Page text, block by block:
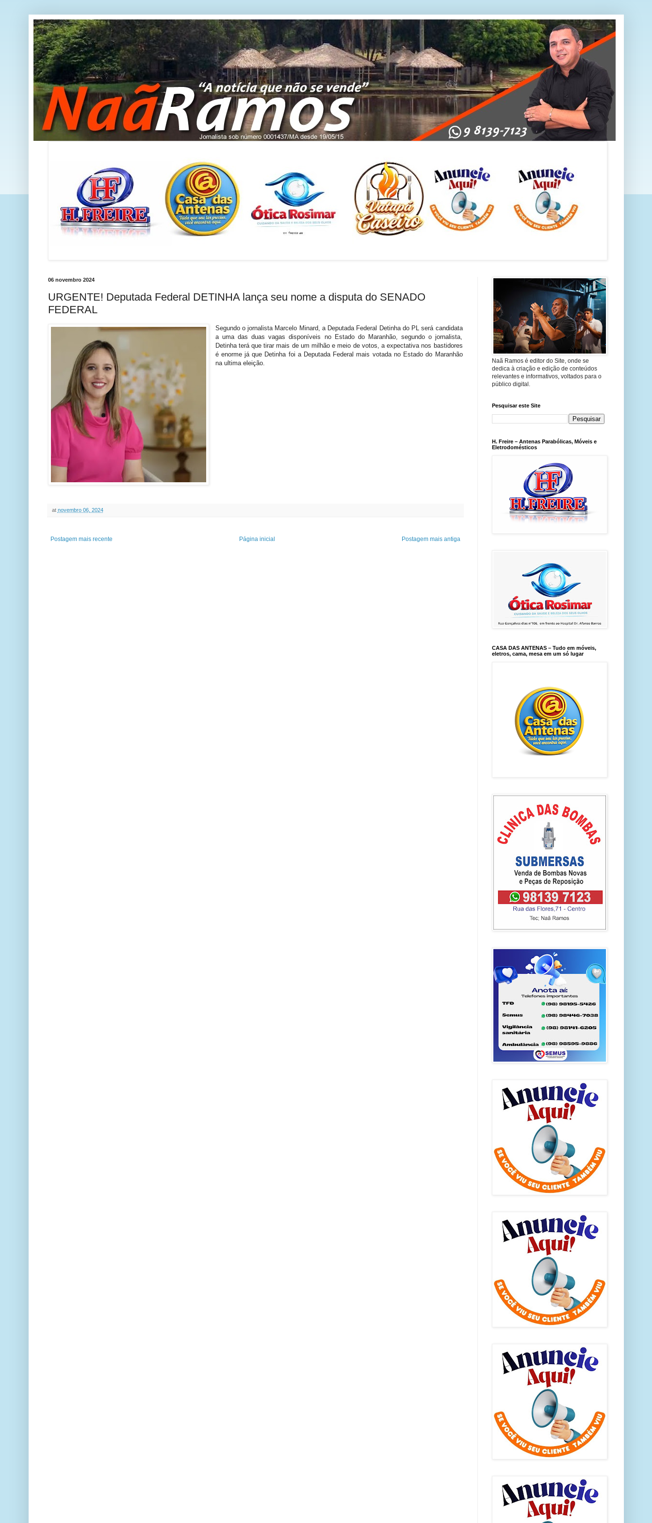
06 novembro 2024
URGENTE! Deputada Federal DETINHA lança seu nome a disputa do SENADO
FEDERAL
Segundo o jornalista Marcelo Minard, a Deputada Federal Detinha do PL será candidata
a uma das duas vagas disponíveis no Estado do Maranhão, segundo o jornalista,
Detinha terá que tirar mais de um milhão e meio de votos, a expectativa nos bastidores
é enorme já que Detinha foi a Deputada Federal mais votada no Estado do Maranhão
na ultima eleição.
at novembro 06, 2024
Postagem mais recente Postagem mais antiga
Página inicial
Naã Ramos é editor do Site, onde se
dedica à criação e edição de conteúdos
relevantes e informativos, voltados para o
público digital.
Pesquisar este Site
H. Freire – Antenas Parabólicas, Móveis e
Eletrodomésticos
CASA DAS ANTENAS – Tudo em móveis,
eletros, cama, mesa em um só lugar